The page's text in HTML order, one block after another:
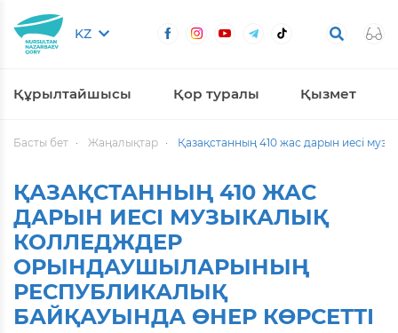
KZ
Құрылтайшысы Қор туралы Қызмет
Басты бет Жаңалықтар Қазақстанның 410 жас дарын иесі
ҚАЗАҚСТАННЫҢ 410 ЖАС
ДАРЫН ИЕСІ МУЗЫКАЛЫҚ
КОЛЛЕДЖДЕР
ОРЫНДАУШЫЛАРЫНЫҢ
РЕСПУБЛИКАЛЫҚ
БАЙҚАУЫНДА ӨНЕР КӨРСЕТТІ